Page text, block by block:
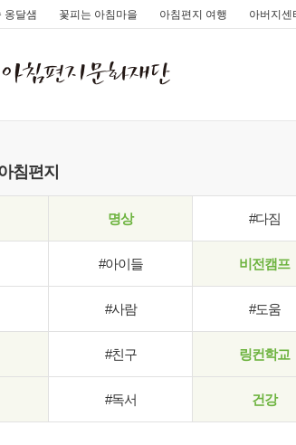
옹달샘 꽃피는 아침마을 아침편지 여행 아버지센
침편지
명상 #다짐
#아이들 비전캠프
#사람 #도움
#친구 링컨학교
#독서 건강